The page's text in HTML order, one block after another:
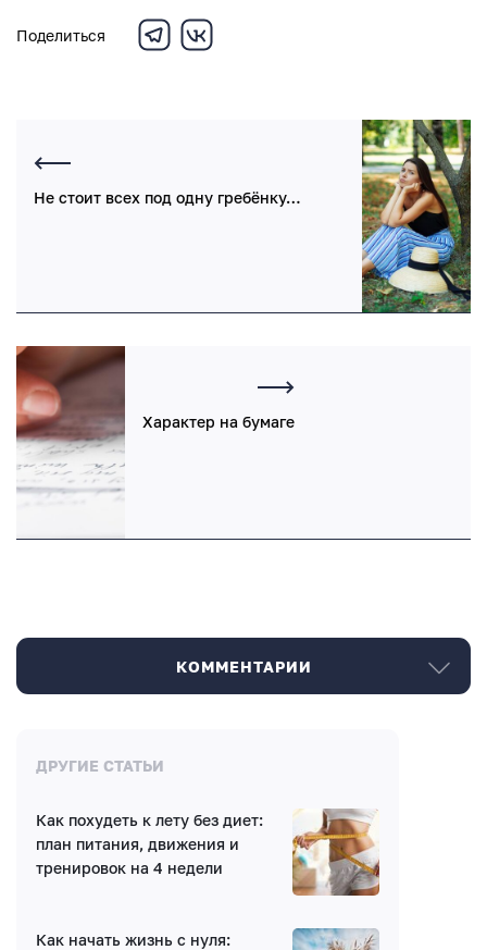
Поделиться
Не стоит всех под одну гребёнку…
Характер на бумаге
КОММЕНТАРИИ
Нет комментариев
ДРУГИЕ СТАТЬИ
Как похудеть к лету без диет:
план питания, движения и
тренировок на 4 недели
Как начать жизнь с нуля: